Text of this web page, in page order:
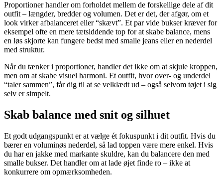
Proportioner handler om forholdet mellem de forskellige dele af dit
outfit – længder, bredder og volumen. Det er det, der afgør, om et
look virker afbalanceret eller “skævt”. Et par vide bukser kræver for
eksempel ofte en mere tætsiddende top for at skabe balance, mens
en løs skjorte kan fungere bedst med smalle jeans eller en nederdel
med struktur.
Når du tænker i proportioner, handler det ikke om at skjule kroppen,
men om at skabe visuel harmoni. Et outfit, hvor over- og underdel
“taler sammen”, får dig til at se velklædt ud – også selvom tøjet i sig
selv er simpelt.
Skab balance med snit og silhuet
Et godt udgangspunkt er at vælge ét fokuspunkt i dit outfit. Hvis du
bærer en voluminøs nederdel, så lad toppen være mere enkel. Hvis
du har en jakke med markante skuldre, kan du balancere den med
smalle bukser. Det handler om at lade øjet finde ro – ikke at
konkurrere om opmærksomheden.